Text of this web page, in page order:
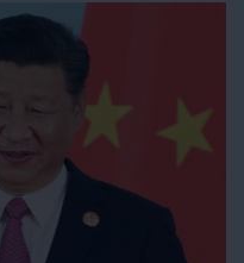
colaboração e
entre os dois gigantes.
tendo como referência
das Nações Unidas e o
os povos e os
não hesitaram em
recentes movimentos
referendo
em vigor da lei de